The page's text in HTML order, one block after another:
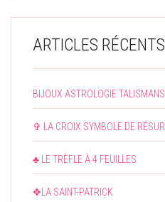
ARTICLES
BIJOUX ASTROLOGIE TALISMANS
✞ LA CROIX SYMBOLE DE
♣ LE TRÈFLE À 4 FEUILLES
✥LA SAINT-PATRICK